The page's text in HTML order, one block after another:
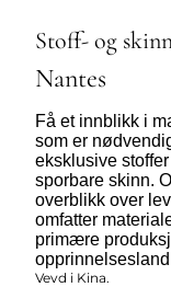
Stoff- og
Nantes
Få et innblikk i
som er
eksklusive
sporbare skinn.
overblikk over
omfatter
primære
Vevd i Kina.